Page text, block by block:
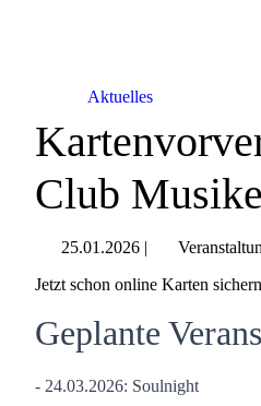
Aktuelles
Club
25.01.2026 |
Jetzt schon online Karten
Geplante
- 24.03.2026: Soulnight